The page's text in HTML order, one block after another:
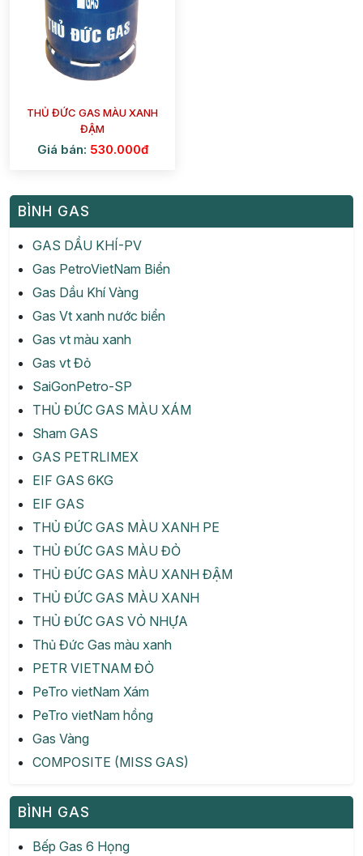
THỦ ĐỨC GAS MÀU XANH
ĐẬM
Giá bán: 530.000đ
BÌNH GAS
GAS DẦU KHÍ-PV
Gas PetroVietNam Biển
Gas Dầu Khí Vàng
Gas Vt xanh nước biển
Gas vt màu xanh
Gas vt Đỏ
SaiGonPetro-SP
THỦ ĐỨC GAS MÀU XÁM
Sham GAS
GAS PETRLIMEX
EIF GAS 6KG
EIF GAS
THỦ ĐỨC GAS MÀU XANH PE
THỦ ĐỨC GAS MÀU ĐỎ
THỦ ĐỨC GAS MÀU XANH ĐẬM
THỦ ĐỨC GAS MÀU XANH
THỦ ĐỨC GAS VỎ NHỰA
Thủ Đức Gas màu xanh
PETR VIETNAM ĐỎ
PeTro vietNam Xám
PeTro vietNam hồng
Gas Vàng
COMPOSITE (MISS GAS)
BÌNH GAS
Bếp Gas 6 Họng